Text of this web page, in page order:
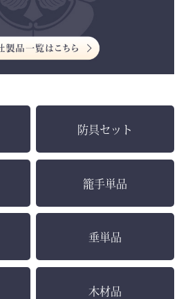
防具セット
籠手単品
垂単品
木材品